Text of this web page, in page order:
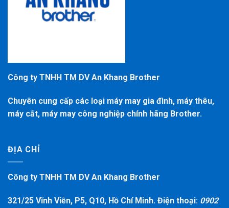
Công ty TNHH TM DV An Khang Brother
Chuyên cung cấp các loại máy may gia đình, máy thêu,
máy cắt, máy may công nghiệp chính hãng Brother.
ĐỊA CHỈ
Công ty TNHH TM DV An Khang Brother
321/25 Vĩnh Viễn, P5, Q10, Hồ Chí Minh. Điện thoại: 0902